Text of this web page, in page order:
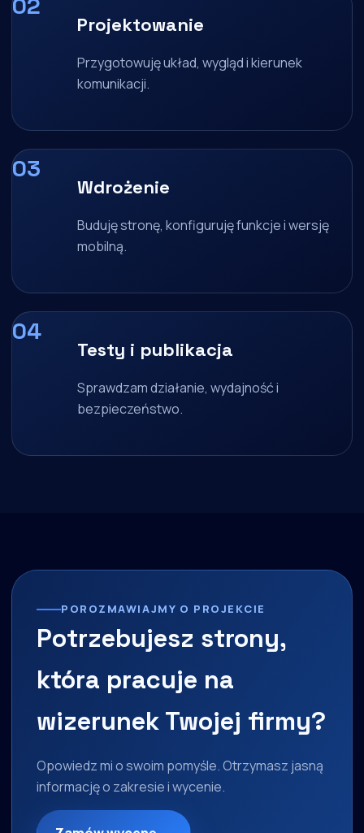
Projektowanie
Przygotowuję układ, wygląd i kierunek
komunikacji.
Wdrożenie
Buduję stronę, konfiguruję funkcje i wersję
mobilną.
Testy i publikacja
Sprawdzam działanie, wydajność i
bezpieczeństwo.
POROZMAWIAJMY O PROJEKCIE
Potrzebujesz strony,
która pracuje na
wizerunek Twojej firmy?
Opowiedz mi o swoim pomyśle. Otrzymasz jasną
informację o zakresie i wycenie.